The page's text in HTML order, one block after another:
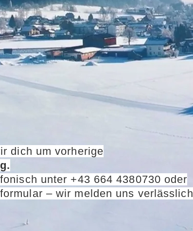
dich um vorherige
unter +43 664 4380730 oder
– wir melden uns verlässlich